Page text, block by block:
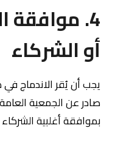
4. موافقة
أو الشركاء
يجب أن يُقر الاندماج
صادر عن الجمعية
بموافقة أغلبية